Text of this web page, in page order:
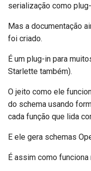
serialização como
Mas a documentação
foi criado.
É um plug-in para
Starlette também).
O jeito como ele
do schema usando
cada função que lida
E ele gera schemas
É assim como